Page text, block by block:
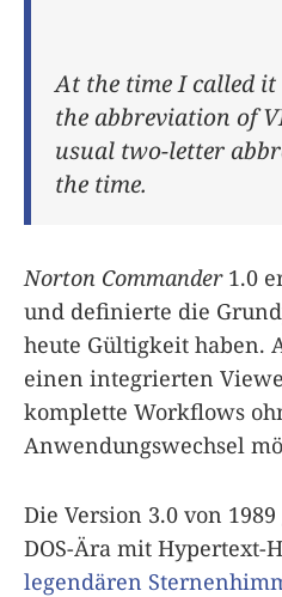
At the time I called
the abbreviation of
usual two-letter
the time.
Norton Commander1.0
und definierte die
heute Gültigkeit haben.
einen integrierten
komplette Workflows
Anwendungswechsel
Die Version 3.0 von
DOS-Ära mit Hypertext-
legendären